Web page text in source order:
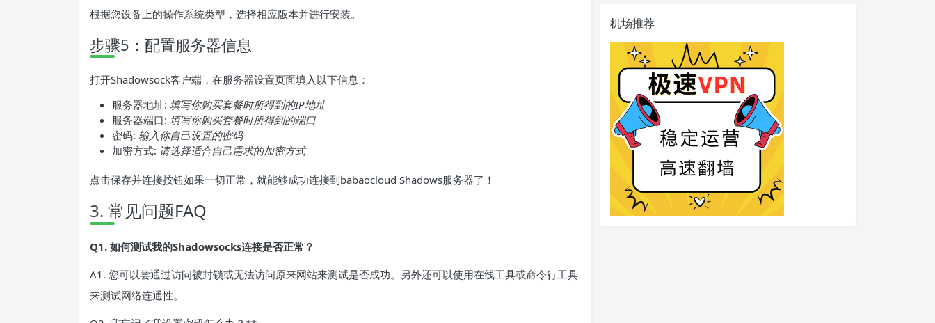
根据您设备上的操作系统类型，选择相应版本并进行安装。
步骤5：配置服务器信息
打开Shadowsock客户端，在服务器设置页面填入以下信息：
服务器地址: 填写你购买套餐时所得到的IP地址
服务器端口: 填写你购买套餐时所得到的端口
密码: 输入你自己设置的密码
加密方式: 请选择适合自己需求的加密方式
点击保存并连接按钮如果一切正常，就能够成功连接到babaocloud Shadows服务器了！
3. 常见问题FAQ
Q1. 如何测试我的Shadowsocks连接是否正常？
A1. 您可以尝通过访问被封锁或无法访问原来网站来测试是否成功。另外还可以使用在线工具或命令行工具
来测试网络连通性。
机场推荐